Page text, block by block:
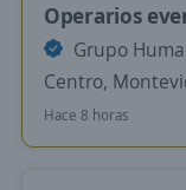
Operarios
Grupo
Centro,
Hace 8 horas